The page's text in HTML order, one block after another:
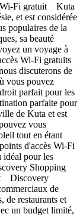
Wi-Fi gratuit Kuta
et est considérée
populaires de la
sa beauté
un voyage à
Wi-Fi gratuits
discuterons de
vous pouvez
parfait pour les
parfaite pour
de Kuta et est
vous
tout en étant
d'accès Wi-Fi
idéal pour les
Shopping
Discovery
de
de restaurants et
un budget limité,